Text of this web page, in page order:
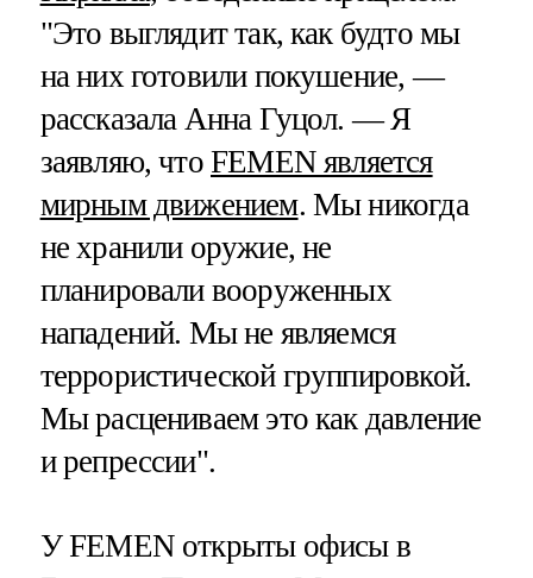
"Это выглядит так, как будто мы
на них готовили покушение, —
рассказала Анна Гуцол. — Я
заявляю, что FEMEN является
мирным движением. Мы никогда
не хранили оружие, не
планировали вооруженных
нападений. Мы не являемся
террористической группировкой.
Мы расцениваем это как давление
и репрессии".
У FEMEN открыты офисы в